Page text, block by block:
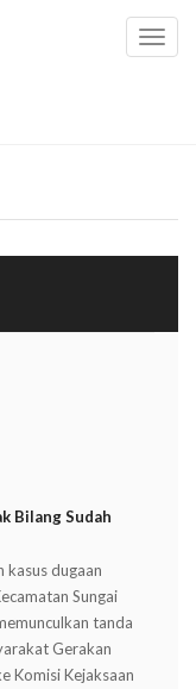
Bilang Sudah
kasus dugaan
Sungai
tanda
Gerakan
Komisi Kejaksaan